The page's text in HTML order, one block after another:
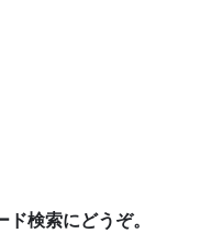
検索にどうぞ。